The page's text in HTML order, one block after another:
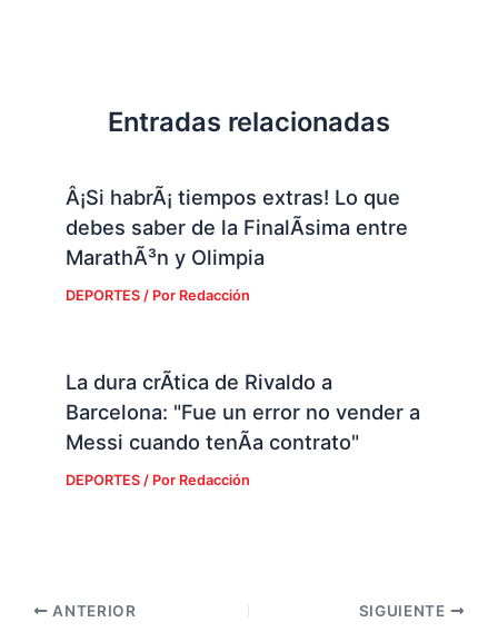
Entradas relacionadas
Â¡Si habrÃ¡ tiempos extras! Lo que
debes saber de la FinalÃ­sima entre
MarathÃ³n y Olimpia
DEPORTES/ Por Redacción
La dura crÃ­tica de Rivaldo a
Barcelona: "Fue un error no vender a
Messi cuando tenÃ­a contrato"
DEPORTES/ Por Redacción
ANTERIOR SIGUIENTE